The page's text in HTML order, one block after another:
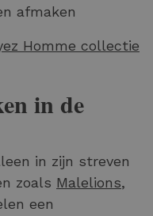
afmaken
Homme collectie
in de
in zijn streven
zoals Malelions,
een